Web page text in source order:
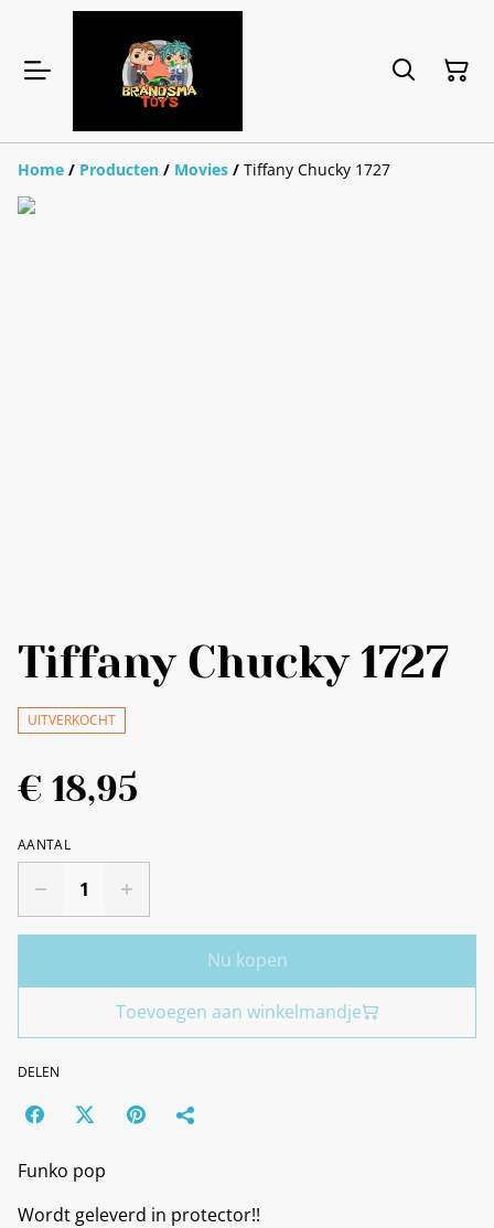
Home / Producten / Movies / Tiffany Chucky 1727
Tiffany Chucky 1727
UITVERKOCHT
€ 18,95
AANTAL
Nu kopen
Toevoegen aan winkelmandje
DELEN
Funko pop
Wordt geleverd in protector!!